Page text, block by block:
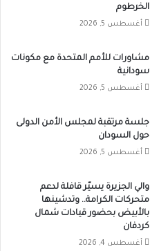
الخرطوم
أغسطس 5, 2026
مشاورات للأمم المتحدة مع مكونات
سودانية
أغسطس 5, 2026
جلسة مرتقبة لمجلس الأمن الدولى
حول السودان
أغسطس 5, 2026
والي الجزيرة يسيّر قافلة لدعم
متحركات الكرامة.. وتدشينها
بالأبيض بحضور قيادات شمال
كردفان
أغسطس 4, 2026